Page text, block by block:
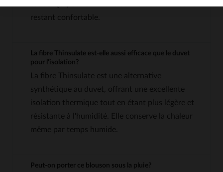
restant confortable.
La fibre Thinsulate est-elle aussi efficace que le duvet
pour l'isolation?
La fibre Thinsulate est une alternative
synthétique au duvet, offrant une excellente
isolation thermique tout en étant plus légère et
résistante à l'humidité. Elle conserve la chaleur
même par temps humide.
Peut-on porter ce blouson sous la pluie?